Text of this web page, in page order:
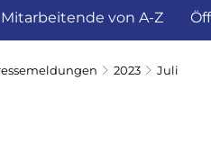
Mitarbeitende von A-Z
2023 Juli